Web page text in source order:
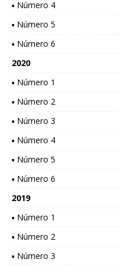
▪ Número 4
▪ Número 5
▪ Número 6
2020
▪ Número 1
▪ Número 2
▪ Número 3
▪ Número 4
▪ Número 5
▪ Número 6
2019
▪ Número 1
▪ Número 2
▪ Número 3